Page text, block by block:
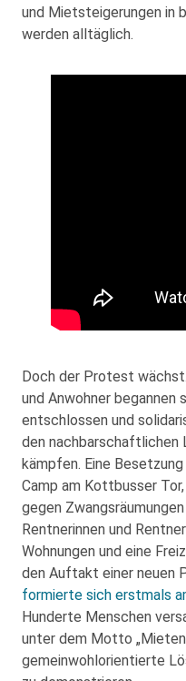
und Mietsteigerungen in
werden alltäglich.
Doch der Protest
und Anwohner begannen
entschlossen und
den nachbarschaftlichen
kämpfen. Eine
Camp am Kottbusser
gegen
Rentnerinnen und
Wohnungen und eine
den Auftakt einer neuen
formierte sich erstmals
Hunderte Menschen
unter dem Motto
gemeinwohlorientierte